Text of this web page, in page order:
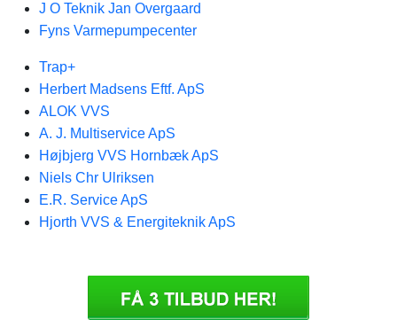
J O Teknik Jan Overgaard
Fyns Varmepumpecenter
Trap+
Herbert Madsens Eftf. ApS
ALOK VVS
A. J. Multiservice ApS
Højbjerg VVS Hornbæk ApS
Niels Chr Ulriksen
E.R. Service ApS
Hjorth VVS & Energiteknik ApS